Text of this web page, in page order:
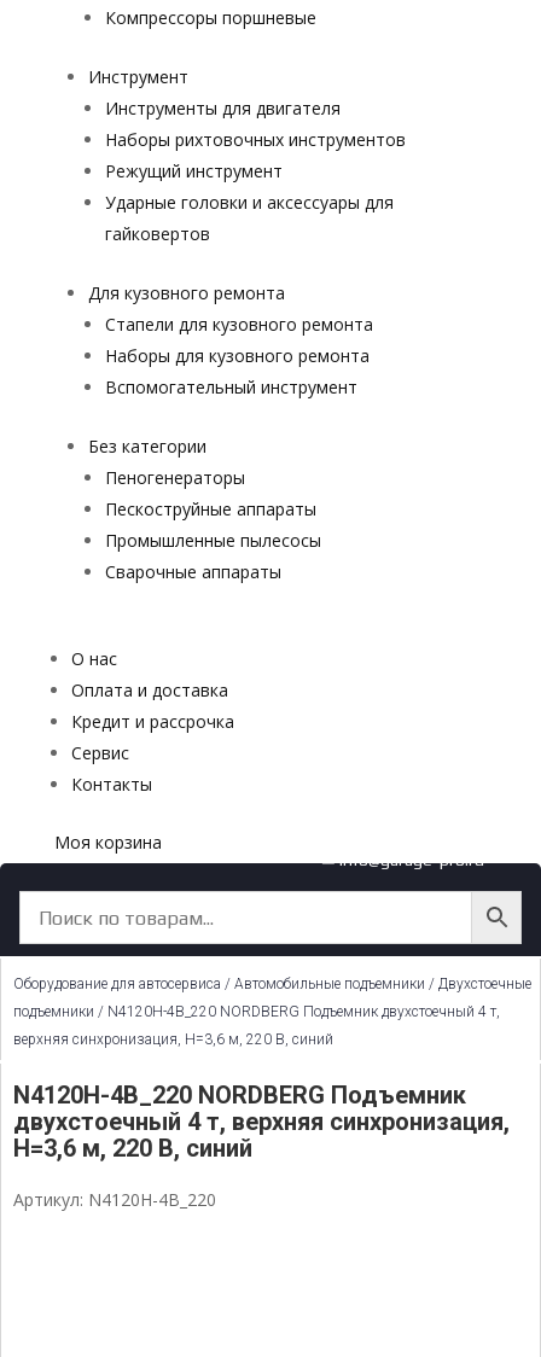
Компрессоры поршневые
Инструмент
Инструменты для двигателя
Наборы рихтовочных инструментов
Режущий инструмент
Ударные головки и аксессуары для
гайковертов
Для кузовного ремонта
Стапели для кузовного ремонта
Наборы для кузовного ремонта
Вспомогательный инструмент
Без категории
Пеногенераторы
Пескоструйные аппараты
Промышленные пылесосы
Сварочные аппараты
О нас
Оплата и доставка
Кредит и рассрочка
Сервис
Контакты
Моя корзина
✉ info@garage-pro.ru
Оборудование для автосервиса / Автомобильные подъемники / Двухстоечные
подъемники / N4120H-4B_220 NORDBERG Подъемник двухстоечный 4 т,
верхняя синхронизация, H=3,6 м, 220 В, синий
N4120H-4B_220 NORDBERG Подъемник
двухстоечный 4 т, верхняя синхронизация,
H=3,6 м, 220 В, синий
Артикул: N4120H-4B_220